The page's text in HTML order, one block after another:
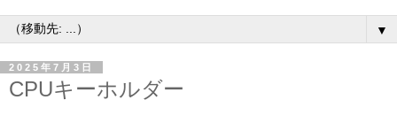
▼
2025年7月3日
CPUキーホルダー